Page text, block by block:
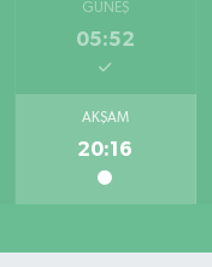
GÜNEŞ
05:52
AKŞAM
20:16